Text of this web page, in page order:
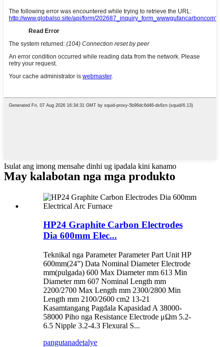
Isulat ang imong mensahe dinhi ug ipadala kini kanamo
May kalabotan nga mga produkto
HP24 Graphite Carbon Electrodes
Dia 600mm Elec...
Teknikal nga Parameter Parameter Part Unit HP
600mm(24”) Data Nominal Diameter Electrode
mm(pulgada) 600 Max Diameter mm 613 Min
Diameter mm 607 Nominal Length mm
2200/2700 Max Length mm 2300/2800 Min
Length mm 2100/2600 cm2 13-21
Kasamtangang Pagdala Kapasidad A 38000-
58000 Piho nga Resistance Electrode μΩm 5.2-
6.5 Nipple 3.2-4.3 Flexural S...
pangutanadetalye